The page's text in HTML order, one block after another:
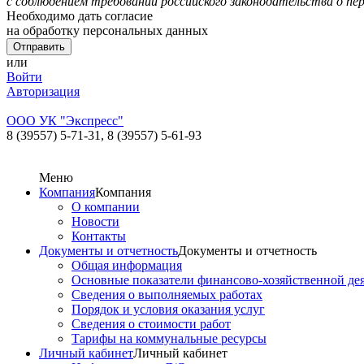
Необходимо дать согласие
на обработку персональных данных
или
Войти
Авторизация
ООО УК "Экспресс"
8 (39557) 5-71-31, 8 (39557) 5-61-93
Меню
КомпанияКомпания
О компании
Новости
Контакты
Документы и отчетностьДокументы и отчетность
Общая информация
Основные показатели финансово-хозяйственной
Сведения о выполняемых работах
Порядок и условия оказания услуг
Сведения о стоимости работ
Тарифы на коммунальные ресурсы
Личный кабинетЛичный кабинет